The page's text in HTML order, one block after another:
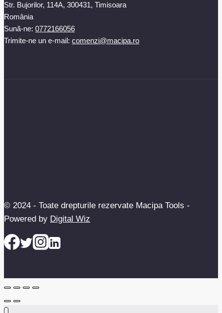
Str. Bujorilor, 114A, 300431, Timisoara
România
Sună-ne: 0772166056
Trimite-ne un e-mail: comenzi@macipa.ro
© 2024 - Toate drepturile rezervate Macipa Tools -
Powered by Digital Wiz